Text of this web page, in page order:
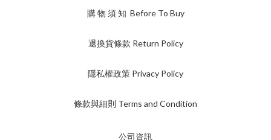
購 物 須 知 Before To Buy
退換貨條款 Return Policy
隱私權政策 Privacy Policy
條款與細則 Terms and Condition
公司資訊